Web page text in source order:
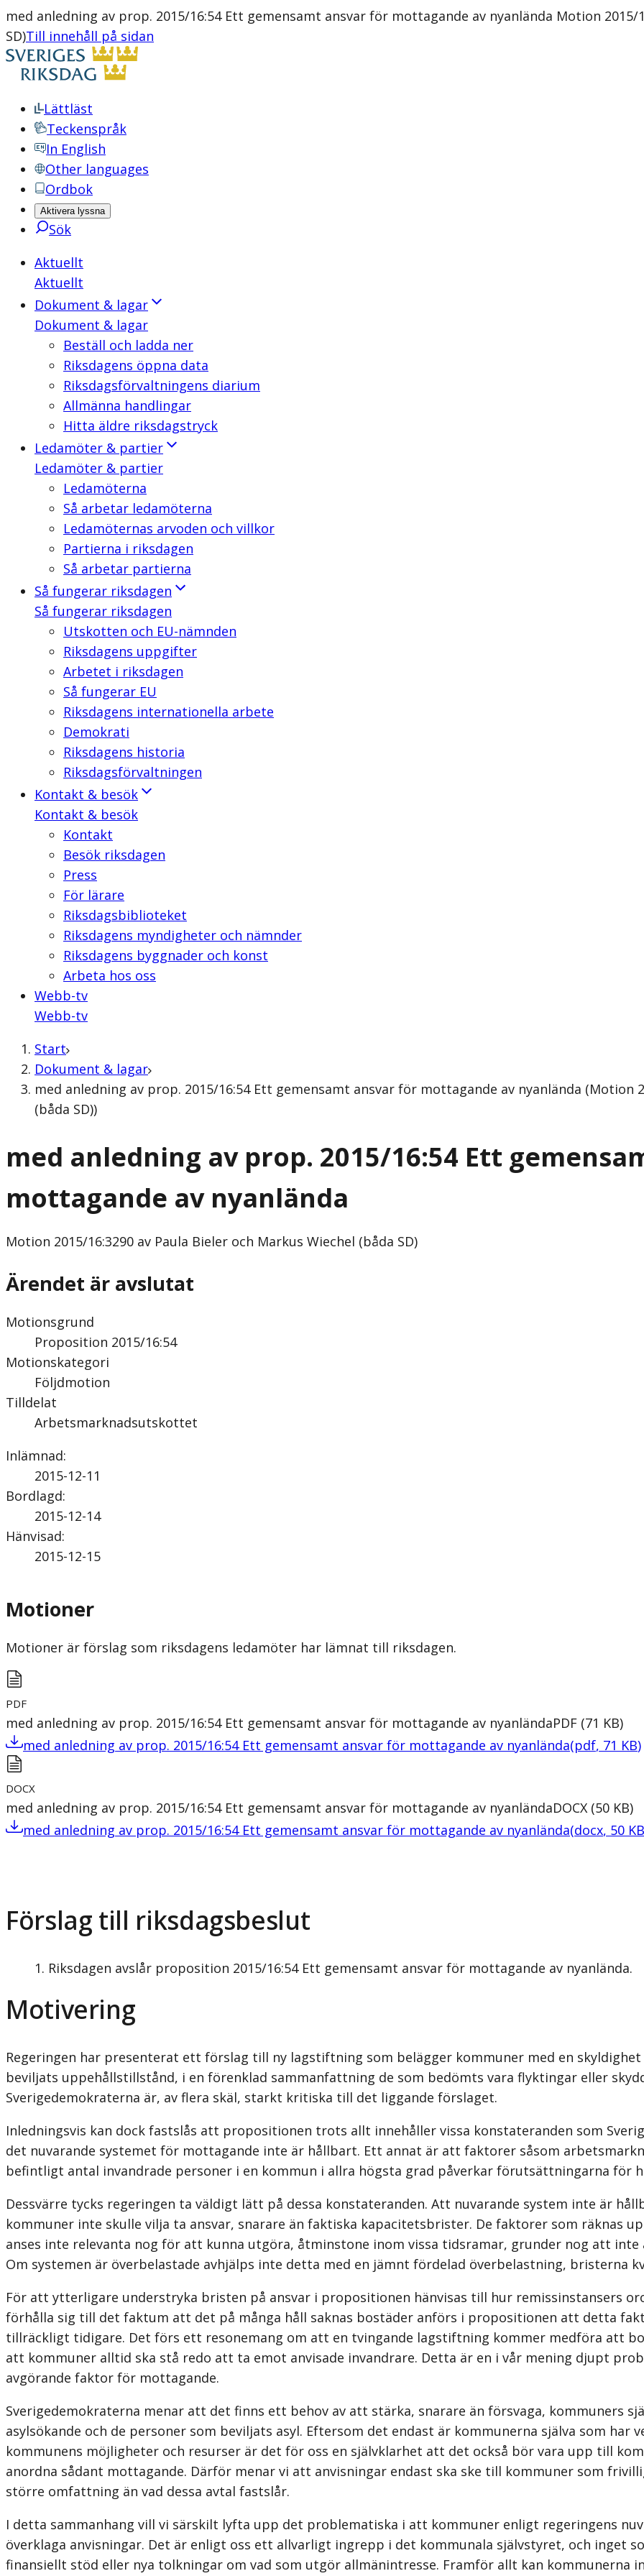
med anledning av prop. 2015/16:54 Ett gemensamt ansvar för mottagande av nyanlända Motion 2015/
SD)Till innehåll på sidan
Lättläst
Teckenspråk
In English
Other languages
Ordbok
Aktivera lyssna
Sök
Aktuellt
Aktuellt
Dokument & lagar
Dokument & lagar
Beställ och ladda ner
Riksdagens öppna data
Riksdagsförvaltningens diarium
Allmänna handlingar
Hitta äldre riksdagstryck
Ledamöter & partier
Ledamöter & partier
Ledamöterna
Så arbetar ledamöterna
Ledamöternas arvoden och villkor
Partierna i riksdagen
Så arbetar partierna
Så fungerar riksdagen
Så fungerar riksdagen
Utskotten och EU-nämnden
Riksdagens uppgifter
Arbetet i riksdagen
Så fungerar EU
Riksdagens internationella arbete
Demokrati
Riksdagens historia
Riksdagsförvaltningen
Kontakt & besök
Kontakt & besök
Kontakt
Besök riksdagen
Press
För lärare
Riksdagsbiblioteket
Riksdagens myndigheter och nämnder
Riksdagens byggnader och konst
Arbeta hos oss
Webb-tv
Webb-tv
Start
Dokument & lagar
med anledning av prop. 2015/16:54 Ett gemensamt ansvar för mottagande av nyanlända (Motion
(båda SD))
med anledning av prop. 2015/16:54 Ett
mottagande av nyanlända
Motion 2015/16:3290 av Paula Bieler och Markus Wiechel (båda SD)
Ärendet är avslutat
Motionsgrund
Proposition 2015/16:54
Motionskategori
Följdmotion
Tilldelat
Arbetsmarknadsutskottet
Inlämnad:
2015-12-11
Bordlagd:
2015-12-14
Hänvisad:
2015-12-15
Motioner
Motioner är förslag som riksdagens ledamöter har lämnat till riksdagen.
PDF
med anledning av prop. 2015/16:54 Ett gemensamt ansvar för mottagande av nyanländaPDF (71 KB)
med anledning av prop. 2015/16:54 Ett gemensamt ansvar för mottagande av nyanlända(pdf, 71 KB)
DOCX
med anledning av prop. 2015/16:54 Ett gemensamt ansvar för mottagande av nyanländaDOCX (50 KB)
med anledning av prop. 2015/16:54 Ett gemensamt ansvar för mottagande av nyanlända(docx, 50 KB
Förslag till riksdagsbeslut
Riksdagen avslår proposition 2015/16:54 Ett gemensamt ansvar för mottagande av nyanlända.
Motivering
Regeringen har presenterat ett förslag till ny lagstiftning som belägger kommuner med en
beviljats uppehållstillstånd, i en förenklad sammanfattning de som bedömts vara flyktingar eller
Sverigedemokraterna är, av flera skäl, starkt kritiska till det liggande förslaget.
Inledningsvis kan dock fastslås att propositionen trots allt innehåller vissa konstateranden som
det nuvarande systemet för mottagande inte är hållbart. Ett annat är att faktorer såsom
befintligt antal invandrade personer i en kommun i allra högsta grad påverkar förutsättningarna för
Dessvärre tycks regeringen ta väldigt lätt på dessa konstateranden. Att nuvarande system inte är
kommuner inte skulle vilja ta ansvar, snarare än faktiska kapacitetsbrister. De faktorer som räknas
anses inte relevanta nog för att kunna utgöra, åtminstone inom vissa tidsramar, grunder nog att
Om systemen är överbelastade avhjälps inte detta med en jämnt fördelad överbelastning, bristerna
För att ytterligare understryka bristen på ansvar i propositionen hänvisas till hur remissinstansers
förhålla sig till det faktum att det på många håll saknas bostäder anförs i propositionen att detta
tillräckligt tidigare. Det förs ett resonemang om att en tvingande lagstiftning kommer medföra att
att kommuner alltid ska stå redo att ta emot anvisade invandrare. Detta är en i vår mening djupt
avgörande faktor för mottagande.
Sverigedemokraterna menar att det finns ett behov av att stärka, snarare än försvaga, kommuners
asylsökande och de personer som beviljats asyl. Eftersom det endast är kommunerna själva som har
kommunens möjligheter och resurser är det för oss en självklarhet att det också bör vara upp till
anordna sådant mottagande. Därför menar vi att anvisningar endast ska ske till kommuner som
större omfattning än vad dessa avtal fastslår.
I detta sammanhang vill vi särskilt lyfta upp det problematiska i att kommuner enligt regeringens
överklaga anvisningar. Det är enligt oss ett allvarligt ingrepp i det kommunala självstyret, och inget
finansiellt stöd eller nya tolkningar om vad som utgör allmänintresse. Framför allt kan kommunerna